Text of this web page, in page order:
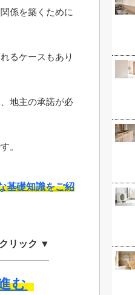
係を築くために
るケースもあり
地主の承諾が必
。
基礎知識をご紹
リック ▼
む